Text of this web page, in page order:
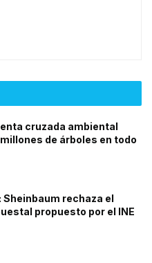
cruzada ambiental
de árboles en todo
Sheinbaum rechaza el
propuesto por el INE